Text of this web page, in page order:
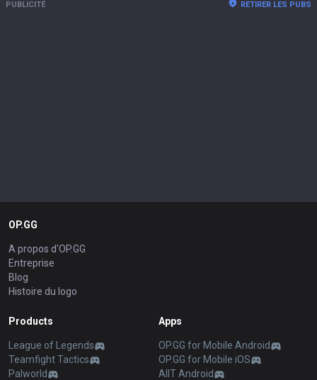
PUBLICITÉ RETIRER LES PUBS
OP.GG
A propos d'OP.GG
Entreprise
Blog
Histoire du logo
Products
League of Legends
Teamfight Tactics
Palworld
Apps
OP.GG for Mobile Android
OP.GG for Mobile iOS
AllT Android